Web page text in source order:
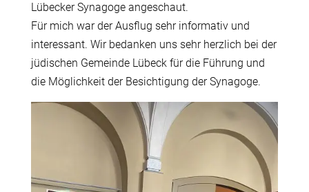
Lübecker Synagoge angeschaut.
Für mich war der Ausflug sehr informativ und
interessant. Wir bedanken uns sehr herzlich bei der
jüdischen Gemeinde Lübeck für die Führung und
die Möglichkeit der Besichtigung der Synagoge.